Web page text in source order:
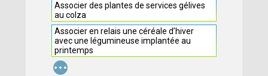
Associer des plantes de services gélives
au colza
Associer en relais une céréale d’hiver
avec une légumineuse implantée au
printemps
...